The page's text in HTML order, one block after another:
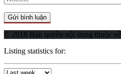
© 2018 Bản quyền nội dung thuộc về
Listing statistics for: